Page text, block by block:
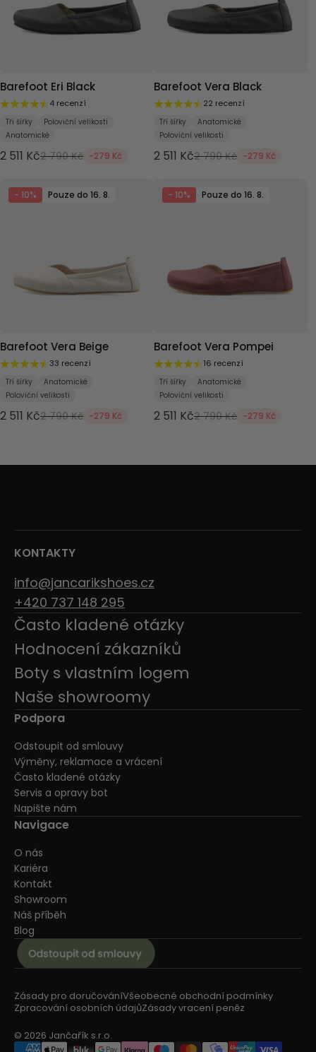
Barefoot Eri Black
4 recenzí
Tři šířky
Poloviční velikosti
Anatomické
2 511 Kč2 790 Kč -279 Kč
Barefoot Vera Black
22 recenzí
Tří šířky
Anatomické
Poloviční velikosti
2 511 Kč2 790 Kč -279 Kč
- 10% Pouze do 16. 8.
Barefoot Vera Beige
33 recenzí
Tří šířky
Anatomické
Poloviční velikosti
2 511 Kč2 790 Kč -279 Kč
- 10% Pouze do 16. 8.
Barefoot Vera Pompei
16 recenzí
Tří šířky
Anatomické
Poloviční velikosti
2 511 Kč2 790 Kč -279 Kč
KONTAKTY
info@jancarikshoes.cz
+420 737 148 295
Často kladené otázky
Hodnocení zákazníků
Boty s vlastním logem
Naše showroomy
Podpora
Odstoupit od smlouvy
Výměny, reklamace a vrácení
Často kladené otázky
Servis a opravy bot
Napište nám
Navigace
O nás
Kariéra
Kontakt
Showroom
Náš příběh
Blog
Zásady pro doručováníVšeobecné obchodní podmínky
Zpracování osobních údajůZásady vracení peněz
© 2026 Jančařík s.r.o.